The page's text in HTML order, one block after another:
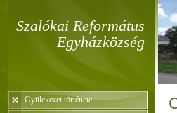
Szalókai Református
Egyházközség
Gyülekezet története